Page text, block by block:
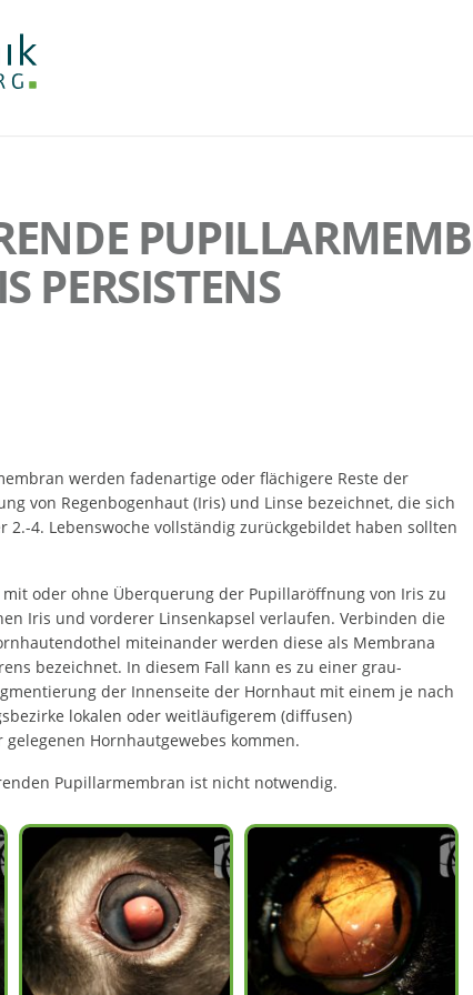
PERSISTENS
werden fadenartige oder flächigere Reste der
von Regenbogenhaut (Iris) und Linse bezeichnet, die sich
2.-4. Lebenswoche vollständig zurückgebildet haben sollten
mit oder ohne Überquerung der Pupillaröffnung von Iris zu
Iris und vorderer Linsenkapsel verlaufen. Verbinden die
miteinander werden diese als Membrana
bezeichnet. In diesem Fall kann es zu einer grau-
der Innenseite der Hornhaut mit einem je nach
lokalen oder weitläufigerem (diffusen)
Hornhautgewebes kommen.
Pupillarmembran ist nicht notwendig.